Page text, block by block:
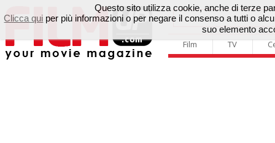
Film TV
Questo sito utilizza cookie, anche di terze
Clicca qui per più informazioni o per negare il consenso a tutti o
suo elemento